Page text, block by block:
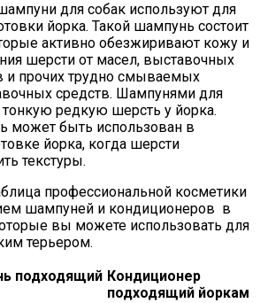
для собак используют для
йорка. Такой шампунь состоит
активно обезжиривают кожу и
шерсти от масел, выставочных
и прочих трудно смываемых
средств. Шампунями для
редкую шерсть у йорка.
быть использован в
йорка, когда шерсти
текстуры.
профессиональной косметики
шампуней и кондиционеров в
вы можете использовать для
терьером.
подходящий Кондиционер
подходящий йоркам